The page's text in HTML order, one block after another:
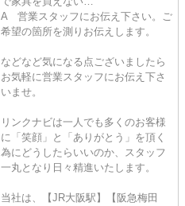
A 営業スタッフにお伝え下さい。ご
希望の箇所を測りお伝えします。
などなど気になる点ございましたら
お気軽に営業スタッフにお伝え下さ
いませ。
リンクナビは一人でも多くのお客様
に「笑顔」と「ありがとう」を頂く
為にどうしたらいいのか、スタッフ
一丸となり日々精進いたします。
当社は、【JR大阪駅】【阪急梅田